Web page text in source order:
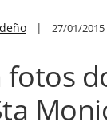
| 27/01/2015
fotos